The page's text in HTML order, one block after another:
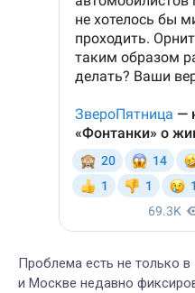
Проблема есть не только в
и Москве недавно